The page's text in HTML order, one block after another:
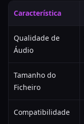
Característica
Qualidade de
Áudio
Tamanho do
Ficheiro
Compatibilidade